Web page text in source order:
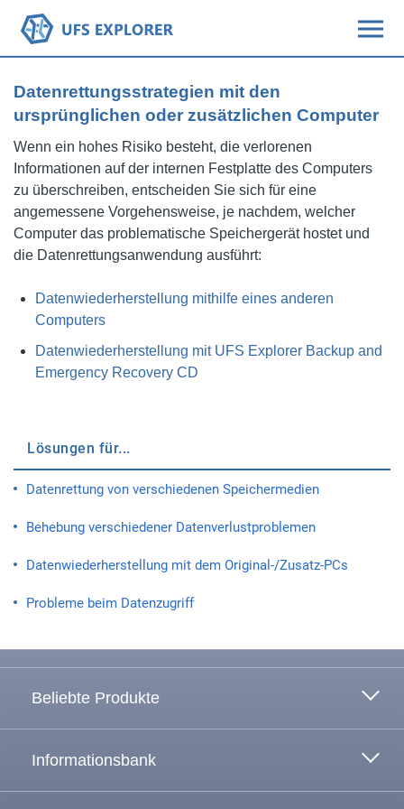
Datenrettungsstrategien mit den
ursprünglichen oder zusätzlichen Computer
Wenn ein hohes Risiko besteht, die verlorenen
Informationen auf der internen Festplatte des Computers
zu überschreiben, entscheiden Sie sich für eine
angemessene Vorgehensweise, je nachdem, welcher
Computer das problematische Speichergerät hostet und
die Datenrettungsanwendung ausführt:
Datenwiederherstellung mithilfe eines anderen
Computers
Datenwiederherstellung mit UFS Explorer Backup and
Emergency Recovery CD
Lösungen für...
Datenrettung von verschiedenen Speichermedien
Behebung verschiedener Datenverlustproblemen
Datenwiederherstellung mit dem Original-/Zusatz-PCs
Probleme beim Datenzugriff
Beliebte Produkte
Informationsbank